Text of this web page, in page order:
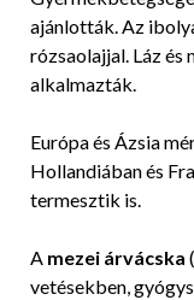
ajánlották. Az
rózsaolajjal. Láz és
alkalmazták.
Európa és Ázsia
Hollandiában és
termesztik is.
A mezei árvácska
vetésekben,